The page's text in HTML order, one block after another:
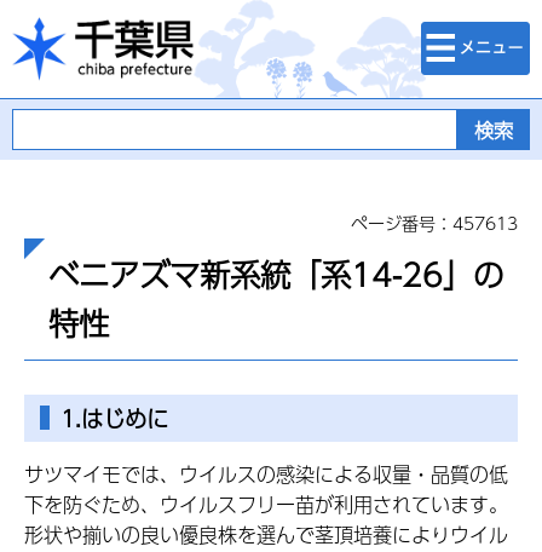
千葉県
検索・メニュ
ー
ページ番号：457613
ベニアズマ新系統「系14-26」の
特性
1.はじめに
サツマイモでは、ウイルスの感染による収量・品質の低
下を防ぐため、ウイルスフリー苗が利用されています。
形状や揃いの良い優良株を選んで茎頂培養によりウイル